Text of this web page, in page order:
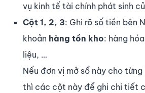
vụ kinh tế tài chính phát sinh
Cột 1, 2, 3: Ghi rõ số tiền bên
khoản hàng tồn kho: hàng
liệu, …
Nếu đơn vị mở sổ này cho
thì các cột này để ghi chi tiết